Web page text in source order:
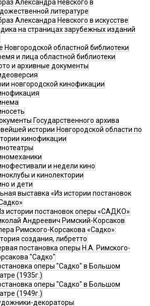
Александра Невского в
литературе
Александра Невского в искусстве
на страницах зарубежных изданий
Новгородской областной библиотеки
и лица областной библиотеки
и архивные документы
новгородской кинофикации
Государственного архива
истории Новгородской области по
кинофикации
и недели кино
и кинолектории
и дети
выставка «Из истории постановок
истории постановок оперы «САДКО»
Андреевич Римский-Корсаков
Римского-Корсакова «Садко»:
создания, либретто
постановка оперы Н.А. Римского-
"Садко"
оперы "Садко" в Большом
(1935г.)
оперы "Садко" в Большом
(1949г.)
декораторы